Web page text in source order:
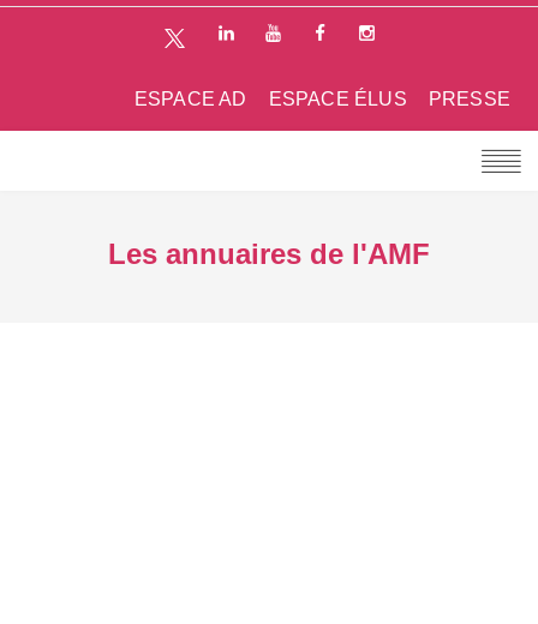
PRESSE
ESPACE ÉLUS
ESPACE AD
Les annuaires de l'AMF